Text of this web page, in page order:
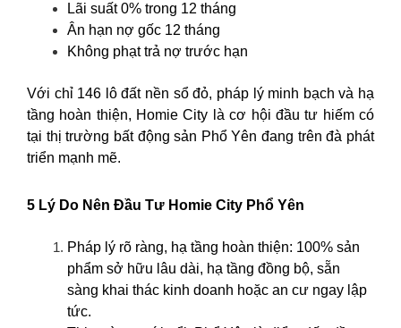
Lãi suất 0% trong 12 tháng
Ân hạn nợ gốc 12 tháng
Không phạt trả nợ trước hạn
Với chỉ 146 lô đất nền sổ đỏ, pháp lý minh bạch và hạ
tầng hoàn thiện, Homie City là cơ hội đầu tư hiếm có
tại thị trường bất động sản Phổ Yên đang trên đà phát
triển mạnh mẽ.
5 Lý Do Nên Đầu Tư Homie City Phổ Yên
Pháp lý rõ ràng, hạ tầng hoàn thiện: 100% sản
phẩm sở hữu lâu dài, hạ tầng đồng bộ, sẵn
sàng khai thác kinh doanh hoặc an cư ngay lập
tức.